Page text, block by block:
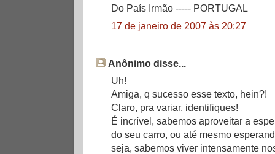
Do País Irmão ----- PORTUGAL
17 de janeiro de 2007 às 20:27
Anônimo disse...
Uh!
Amiga, q sucesso esse texto, hein?!
Claro, pra variar, identifiques!
É incrível, sabemos aproveitar a
do seu carro, ou até mesmo
seja, sabemos viver intensamente